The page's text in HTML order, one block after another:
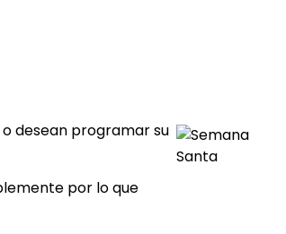
desean programar su
por lo que